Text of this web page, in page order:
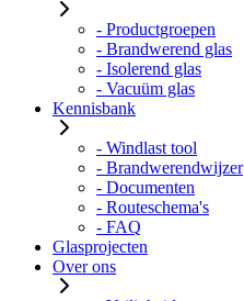
- Productgroepen
- Brandwerend glas
- Isolerend glas
- Vacuüm glas
Kennisbank
- Windlast tool
- Brandwerendwijzer
- Documenten
- Routeschema's
- FAQ
Glasprojecten
Over ons